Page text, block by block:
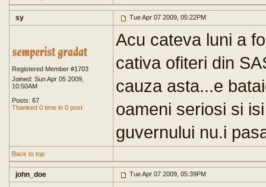
sy Tue Apr 07 2009, 05:22PM
Registered Member #1703
Joined: Sun Apr 05 2009,
10:50AM
Posts: 67
Thanked 0 time in 0 post
Acu cateva luni a
cativa ofiteri din
cauza asta...e
oameni seriosi si
guvernului nu.i
Back to top
john_doe Tue Apr 07 2009, 05:39PM